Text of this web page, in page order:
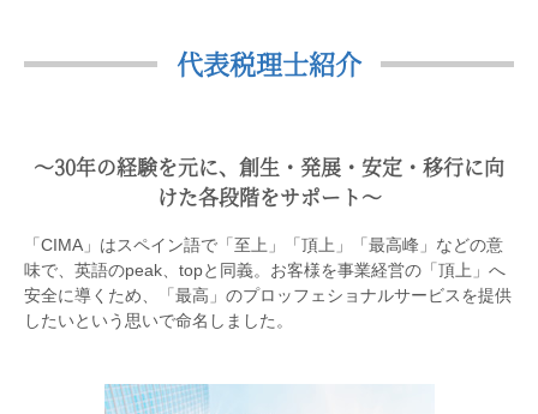
代表税理士紹介
〜30年の経験を元に、創生・発展・安定・移行に向
けた各段階をサポート〜
「CIMA」はスペイン語で「至上」「頂上」「最高峰」などの意
味で、英語のpeak、topと同義。お客様を事業経営の「頂上」へ
安全に導くため、「最高」のプロッフェショナルサービスを提供
したいという思いで命名しました。